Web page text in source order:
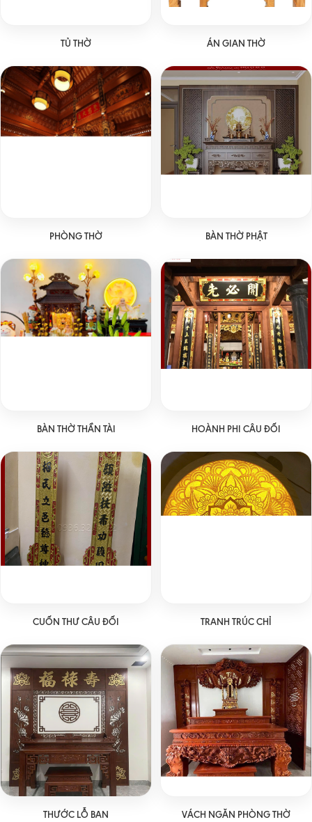
TỦ THỜ ÁN GIAN THỜ
PHÒNG THỜ BÀN THỜ PHẬT
BÀN THỜ THẦN TÀI HOÀNH PHI CÂU ĐỐI
CUỐN THƯ CÂU ĐỐI TRANH TRÚC CHỈ
THƯỚC LỖ BAN VÁCH NGĂN PHÒNG THỜ